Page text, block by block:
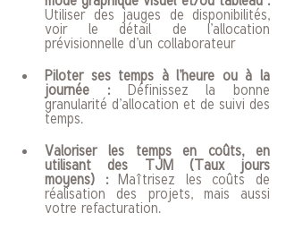
Utiliser des jauges de disponibilités,
voir le détail de l’allocation
prévisionnelle d’un collaborateur
Piloter ses temps à l’heure ou à la
journée : Définissez la bonne
granularité d’allocation et de suivi des
temps.
Valoriser les temps en coûts, en
utilisant des TJM (Taux jours
moyens) : Maîtrisez les coûts de
réalisation des projets, mais aussi
votre refacturation.